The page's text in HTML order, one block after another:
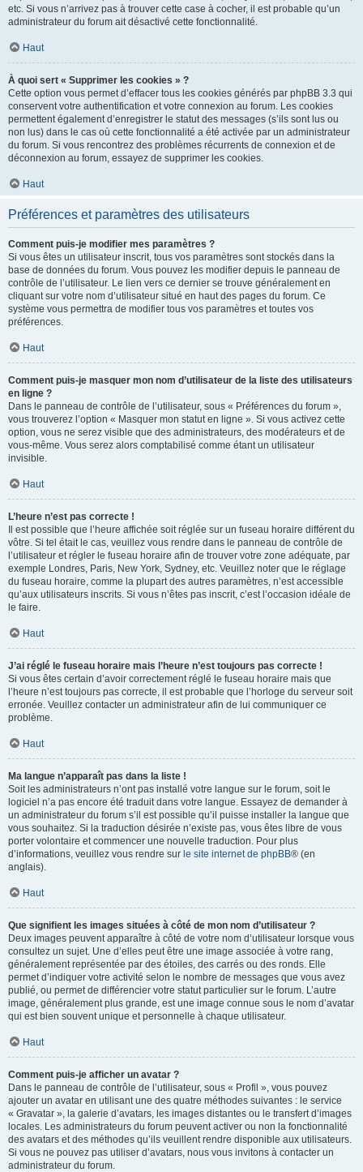
etc. Si vous n’arrivez pas à trouver cette case à cocher, il est probable qu’un
administrateur du forum ait désactivé cette fonctionnalité.
Haut
À quoi sert « Supprimer les cookies » ?
Cette option vous permet d’effacer tous les cookies générés par phpBB 3.3 qui
conservent votre authentification et votre connexion au forum. Les cookies
permettent également d’enregistrer le statut des messages (s’ils sont lus ou
non lus) dans le cas où cette fonctionnalité a été activée par un administrateur
du forum. Si vous rencontrez des problèmes récurrents de connexion et de
déconnexion au forum, essayez de supprimer les cookies.
Haut
Préférences et paramètres des utilisateurs
Comment puis-je modifier mes paramètres ?
Si vous êtes un utilisateur inscrit, tous vos paramètres sont stockés dans la
base de données du forum. Vous pouvez les modifier depuis le panneau de
contrôle de l’utilisateur. Le lien vers ce dernier se trouve généralement en
cliquant sur votre nom d’utilisateur situé en haut des pages du forum. Ce
système vous permettra de modifier tous vos paramètres et toutes vos
préférences.
Haut
Comment puis-je masquer mon nom d’utilisateur de la liste des utilisateurs
en ligne ?
Dans le panneau de contrôle de l’utilisateur, sous « Préférences du forum »,
vous trouverez l’option « Masquer mon statut en ligne ». Si vous activez cette
option, vous ne serez visible que des administrateurs, des modérateurs et de
vous-même. Vous serez alors comptabilisé comme étant un utilisateur
invisible.
Haut
L’heure n’est pas correcte !
Il est possible que l’heure affichée soit réglée sur un fuseau horaire différent du
vôtre. Si tel était le cas, veuillez vous rendre dans le panneau de contrôle de
l’utilisateur et régler le fuseau horaire afin de trouver votre zone adéquate, par
exemple Londres, Paris, New York, Sydney, etc. Veuillez noter que le réglage
du fuseau horaire, comme la plupart des autres paramètres, n’est accessible
qu’aux utilisateurs inscrits. Si vous n’êtes pas inscrit, c’est l’occasion idéale de
le faire.
Haut
J’ai réglé le fuseau horaire mais l’heure n’est toujours pas correcte !
Si vous êtes certain d’avoir correctement réglé le fuseau horaire mais que
l’heure n’est toujours pas correcte, il est probable que l’horloge du serveur soit
erronée. Veuillez contacter un administrateur afin de lui communiquer ce
problème.
Haut
Ma langue n’apparaît pas dans la liste !
Soit les administrateurs n’ont pas installé votre langue sur le forum, soit le
logiciel n’a pas encore été traduit dans votre langue. Essayez de demander à
un administrateur du forum s’il est possible qu’il puisse installer la langue que
vous souhaitez. Si la traduction désirée n’existe pas, vous êtes libre de vous
porter volontaire et commencer une nouvelle traduction. Pour plus
d’informations, veuillez vous rendre sur le site internet de phpBB® (en
anglais).
Haut
Que signifient les images situées à côté de mon nom d’utilisateur ?
Deux images peuvent apparaître à côté de votre nom d’utilisateur lorsque vous
consultez un sujet. Une d’elles peut être une image associée à votre rang,
généralement représentée par des étoiles, des carrés ou des ronds. Elle
permet d’indiquer votre activité selon le nombre de messages que vous avez
publié, ou permet de différencier votre statut particulier sur le forum. L’autre
image, généralement plus grande, est une image connue sous le nom d’avatar
qui est bien souvent unique et personnelle à chaque utilisateur.
Haut
Comment puis-je afficher un avatar ?
Dans le panneau de contrôle de l’utilisateur, sous « Profil », vous pouvez
ajouter un avatar en utilisant une des quatre méthodes suivantes : le service
« Gravatar », la galerie d’avatars, les images distantes ou le transfert d’images
locales. Les administrateurs du forum peuvent activer ou non la fonctionnalité
des avatars et des méthodes qu’ils veuillent rendre disponible aux utilisateurs.
Si vous ne pouvez pas utiliser d’avatars, nous vous invitons à contacter un
administrateur du forum.